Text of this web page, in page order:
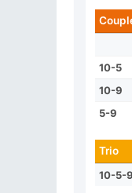
10-5
10-9
5-9
Trio
10-5-9